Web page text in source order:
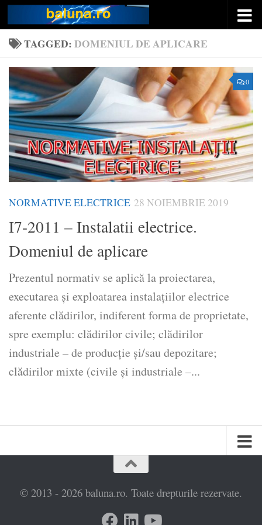
Skip to content
TAGGED:DOMENIUL DE APLICARE
0
NORMATIVE ELECTRICE 28 NOIEMBRIE 2019
I7-2011 – Instalatii electrice.
Domeniul de aplicare
Prezentul normativ se aplică la proiectarea,
executarea și exploatarea instalațiilor electrice
aferente clădirilor, indiferent forma de proprietate,
spre exemplu: clădirilor civile; clădirilor
industriale – de producție și/sau depozitare;
clădirilor mixte (civile și industriale –...
© 2013 - 2026 baluna.ro. Toate drepturile rezervate.